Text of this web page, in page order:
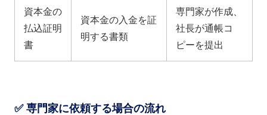
資本金の
払込証明
書
資本金の入金を証
明する書類
専門家が作成、
社長が通帳コ
ピーを提出
✅ 専門家に依頼する場合の流れ